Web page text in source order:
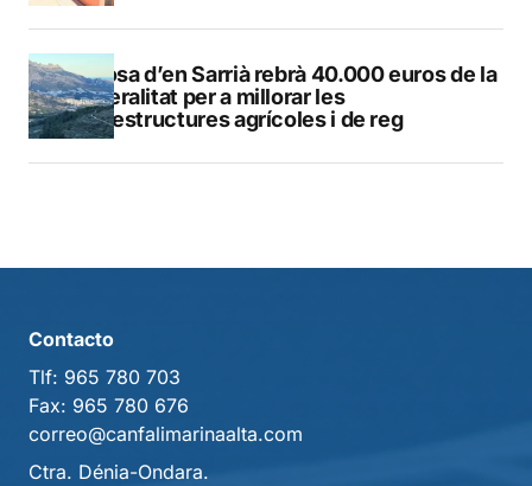
Callosa d’en Sarrià rebrà 40.000 euros de la
Generalitat per a millorar les
infraestructures agrícoles i de reg
Contacto
Tlf: 965 780 703
Fax: 965 780 676
correo@canfalimarinaalta.com
Ctra. Dénia-Ondara.